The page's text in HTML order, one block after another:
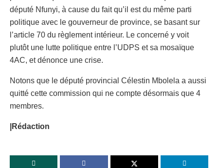
député Nfunyi, à cause du fait qu’il est du même parti
politique avec le gouverneur de province, se basant sur
l’article 70 du règlement intérieur. Le concerné y voit
plutôt une lutte politique entre l’UDPS et sa mosaïque
4AC, et dénonce une crise.
Notons que le député provincial Célestin Mbolela a aussi
quitté cette commission qui ne compte désormais que 4
membres.
|Rédaction